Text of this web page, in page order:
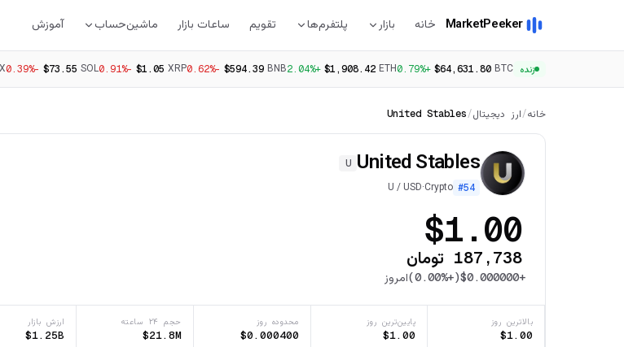
MarketPeeker خانه بازار پلتفرم‌ها تقویم ساعات بازار ماشین‌حساب آموزش
زنده BTC
$64,631.80
+0.79%
ETH
$1,908.42
+2.04%
BNB
$594.39
-0.62%
XRP
$1.05
-0.91%
SOL
$73.55
-0.39%
خانه/ارز دیجیتال/
United Stables
United Stables
U
#54
Crypto
·
U / USD
$1.00
187,738 تومان
+
$0.000000
(
+0.00%
)امروز
بالاترین روز
$1.00
پایین‌ترین روز
$1.00
محدوده روز
$0.000400
حجم ۲۴ ساعته
$21.8M
ارزش بازار
$1.25B